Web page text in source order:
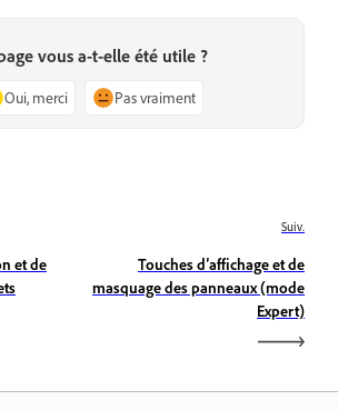
vous a-t-elle été utile ?
Oui, merci Pas vraiment
et de
Suiv.
Touches d’affichage et de
masquage des panneaux (mode
Expert)